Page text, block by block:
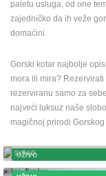
paletu usluga, od one
zajedničko da ih veže
domaćini.
Gorski kotar najbolje
mora ili mira?
rezerviranu samo za
najveći luksuz naše
magičnoj prirodi
UŽIVO
SKRAD